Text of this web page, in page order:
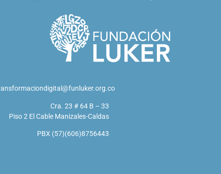
Cra. 23 # 64 B – 33
Piso 2 El Cable Manizales-Caldas
PBX (57)(606)8756443